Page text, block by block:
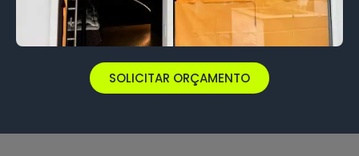
SOLICITAR ORÇAMENTO